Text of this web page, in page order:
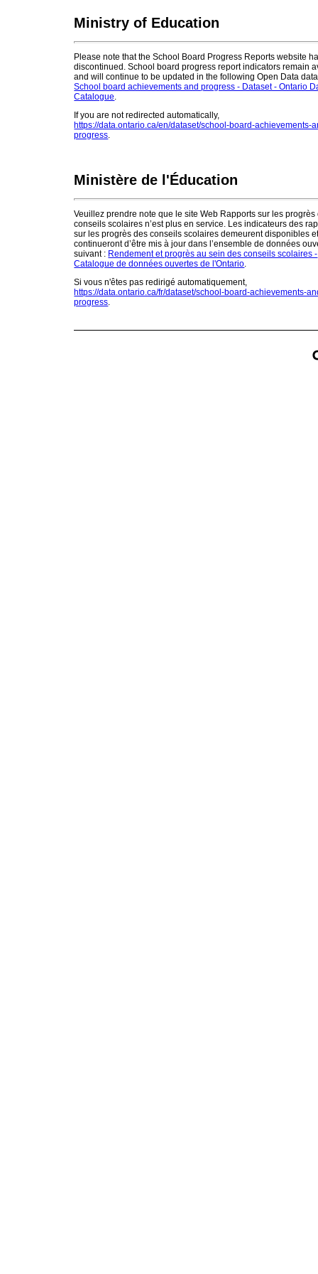
Ministry of Education
Please note that the School Board Progress Reports website
discontinued. School board progress report indicators remain
and will continue to be updated in the following Open Data
School board achievements and progress - Dataset - Ontario
Catalogue
If you are not redirected automatically,
https://data.ontario.ca/en/dataset/school-board-achievements-
progress
Ministère de l'Éducation
Veuillez prendre note que le site Web Rapports sur les progrès
conseils scolaires n’est plus en service. Les indicateurs des
sur les progrès des conseils scolaires demeurent disponibles
continueront d’être mis à jour dans l’ensemble de données
suivant : Rendement et progrès au sein des conseils scolaires -
Catalogue de données ouvertes de l'Ontario
Si vous n'êtes pas redirigé automatiquement,
https://data.ontario.ca/fr/dataset/school-board-achievements-
progress